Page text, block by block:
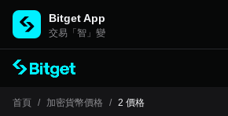
Bitget App
交易「智」變
首頁 / 加密貨幣價格 / 2 價格